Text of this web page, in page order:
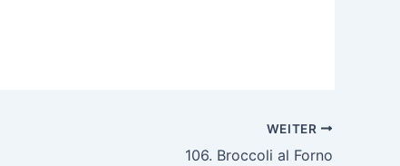
WEITER
106. Broccoli al Forno